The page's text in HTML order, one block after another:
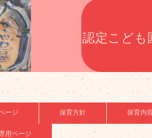
認定こど
ージ 保育方針 保育内
用ページ